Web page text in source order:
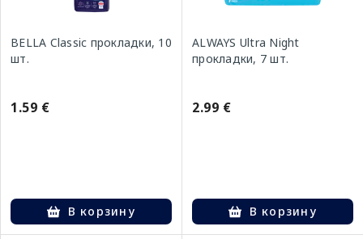
BELLA Classic прокладки, 10
шт.
1.59 €
В корзину
ALWAYS Ultra Night
прокладки, 7 шт.
2.99 €
В корзину